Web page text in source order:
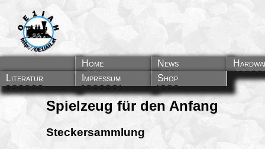
Home News
Literatur
Impressum Shop
Spielzeug für den Anfang
Steckersammlung